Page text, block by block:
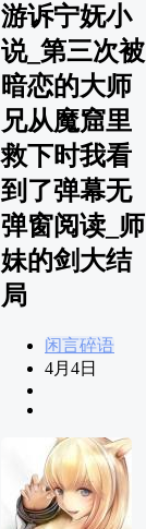
游诉宁妩小
说_第三次被
暗恋的大师
兄从魔窟里
救下时我看
到了弹幕无
弹窗阅读_师
妹的剑大结
局
闲言碎语
4月4日